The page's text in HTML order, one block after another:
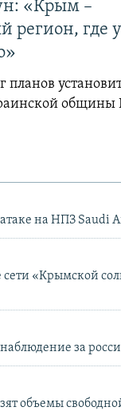
«Крым –
регион, где
планов
на НПЗ Saudi
сети «Крымской
за
объемы